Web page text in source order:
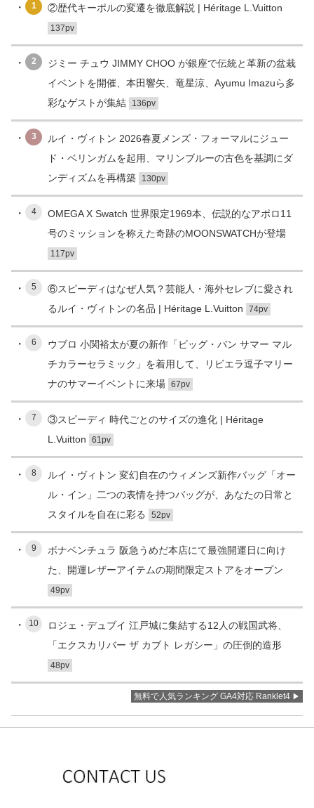
1 ②歴代キーポルの変遷を徹底解説 | Héritage L.Vuitton
137pv
2
ジミー チュウ JIMMY CHOO が銀座で伝統と革新の盆栽
イベントを開催、本田響矢、竜星涼、Ayumu Imazuら多
彩なゲストが集結
136pv
3
ルイ・ヴィトン 2026春夏メンズ・フォーマルにジュー
ド・ベリンガムを起用、マリンブルーの古色を基調にダ
ンディズムを再構築
130pv
4
OMEGA X Swatch 世界限定1969本、伝説的なアポロ11
号のミッションを称えた奇跡のMOONSWATCHが登場
117pv
5
⑥スピーディはなぜ人気？芸能人・海外セレブに愛され
るルイ・ヴィトンの名品 | Héritage L.Vuitton
74pv
6
ウブロ 小関裕太が夏の新作「ビッグ・バン サマー マル
チカラーセラミック」を着用して、リビエラ逗子マリー
ナのサマーイベントに来場 67pv
7
③スピーディ 時代ごとのサイズの進化 | Héritage
L.Vuitton
61pv
8
ルイ・ヴィトン 変幻自在のウィメンズ新作バッグ「オー
ル・イン」二つの表情を持つバッグが、あなたの日常と
スタイルを自在に彩る
52pv
9
ボナベンチュラ 阪急うめだ本店にて最強開運日に向け
た、開運レザーアイテムの期間限定ストアをオープン
49pv
10
ロジェ・デュブイ 江戸城に集結する12人の戦国武将、
「エクスカリバー ザ カブト レガシー」の圧倒的造形
48pv
無料で人気ランキング GA4対応 Ranklet4